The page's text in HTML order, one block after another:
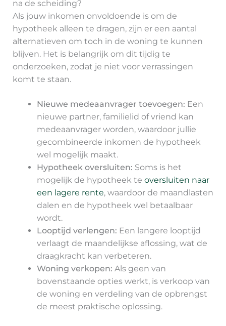
na de scheiding?
Als jouw inkomen onvoldoende is om de
hypotheek alleen te dragen, zijn er een aantal
alternatieven om toch in de woning te kunnen
blijven. Het is belangrijk om dit tijdig te
onderzoeken, zodat je niet voor verrassingen
komt te staan.
Nieuwe medeaanvrager toevoegen: Een
nieuwe partner, familielid of vriend kan
medeaanvrager worden, waardoor jullie
gecombineerde inkomen de hypotheek
wel mogelijk maakt.
Hypotheek oversluiten: Soms is het
mogelijk de hypotheek te oversluiten naar
een lagere rente, waardoor de maandlasten
dalen en de hypotheek wel betaalbaar
wordt.
Looptijd verlengen: Een langere looptijd
verlaagt de maandelijkse aflossing, wat de
draagkracht kan verbeteren.
Woning verkopen: Als geen van
bovenstaande opties werkt, is verkoop van
de woning en verdeling van de opbrengst
de meest praktische oplossing.